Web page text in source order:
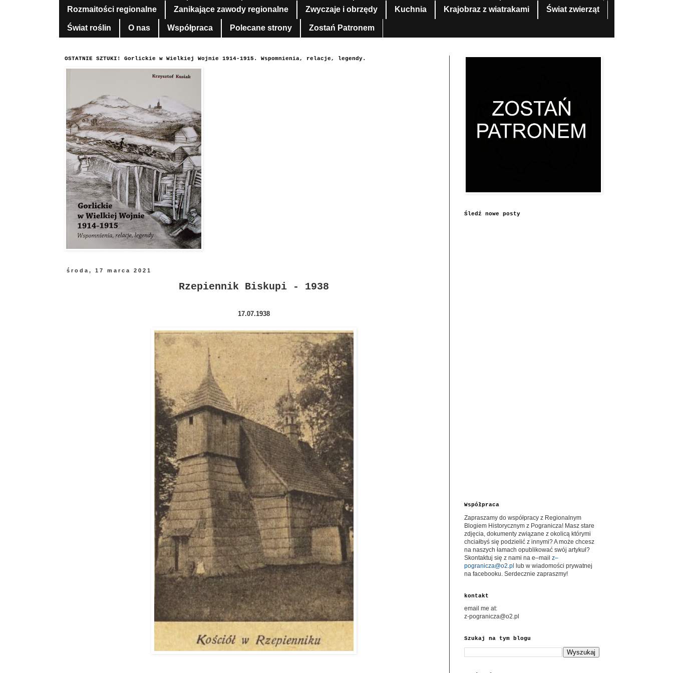
Rozmaitości regionalne Zanikające zawody regionalne Zwyczaje i obrzędy Kuchnia Krajobraz z wiatrakami Świat zwierząt
Świat roślin O nas Współpraca Polecane strony Zostań Patronem
OSTATNIE SZTUKI! Gorlickie w Wielkiej Wojnie 1914-1915. Wspomnienia, relacje, legendy.
środa, 17 marca 2021
Rzepiennik Biskupi - 1938
17.07.1938
Śledź nowe posty
Współpraca
Zapraszamy do współpracy z Regionalnym
Blogiem Historycznym z Pogranicza! Masz stare
zdjęcia, dokumenty związane z okolicą którymi
chciałbyś się podzielić z innymi? A może chcesz
na naszych łamach opublikować swój artykuł?
Skontaktuj się z nami na e–mail z–
pogranicza@o2.pl
lub w wiadomości prywatnej
na facebooku. Serdecznie zapraszmy!
kontakt
email me at:
z-pogranicza@o2.pl
Szukaj na tym blogu